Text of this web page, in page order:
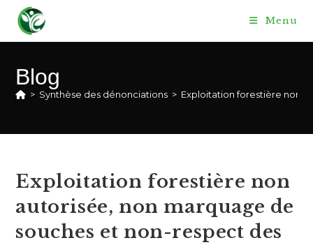
content
Menu
Blog
> Synthèse des dénonciations > Exploitation forestière non
Exploitation forestière non
autorisée, non marquage de
souches et non-respect des